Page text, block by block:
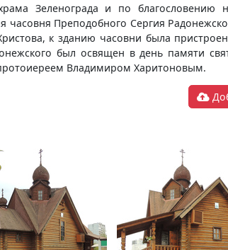
Зеленограда и по
часовня Преподобного Сергия
к зданию часовни была
был освящен в день памяти
Владимиром Харитоновым.